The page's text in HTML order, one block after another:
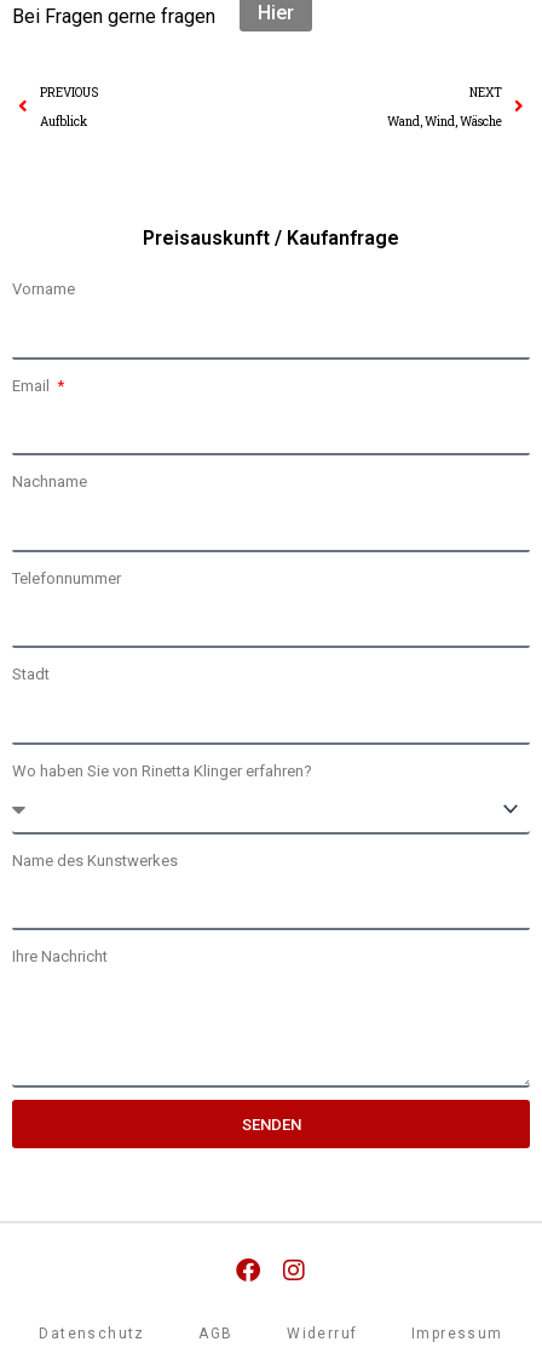
Bei Fragen gerne fragen Hier
PREVIOUS
Aufblick
NEXT
Wand, Wind, Wäsche
Preisauskunft / Kaufanfrage
Vorname
Email
Nachname
Telefonnummer
Stadt
Wo haben Sie von Rinetta Klinger erfahren?
Name des Kunstwerkes
Ihre Nachricht
SENDEN
Facebook
Instagram
Datenschutz AGB Widerruf Impressum